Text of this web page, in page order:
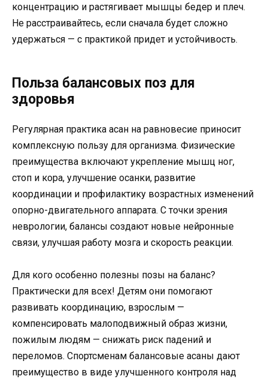
концентрацию и растягивает мышцы бедер и плеч.
Не расстраивайтесь, если сначала будет сложно
удержаться — с практикой придет и устойчивость.
Польза балансовых поз для
здоровья
Регулярная практика асан на равновесие приносит
комплексную пользу для организма. Физические
преимущества включают укрепление мышц ног,
стоп и кора, улучшение осанки, развитие
координации и профилактику возрастных изменений
опорно-двигательного аппарата. С точки зрения
неврологии, балансы создают новые нейронные
связи, улучшая работу мозга и скорость реакции.
Для кого особенно полезны позы на баланс?
Практически для всех! Детям они помогают
развивать координацию, взрослым —
компенсировать малоподвижный образ жизни,
пожилым людям — снижать риск падений и
переломов. Спортсменам балансовые асаны дают
преимущество в виде улучшенного контроля над